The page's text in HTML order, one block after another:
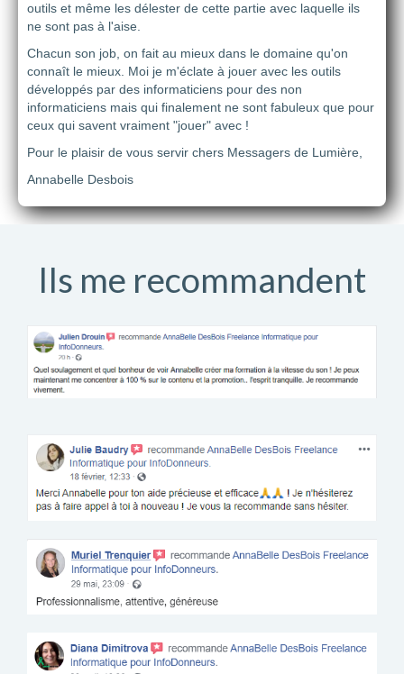
outils et même les délester de cette partie avec laquelle ils
ne sont pas à l'aise.
Chacun son job, on fait au mieux dans le domaine qu'on
connaît le mieux. Moi je m'éclate à jouer avec les outils
développés par des informaticiens pour des non
informaticiens mais qui finalement ne sont fabuleux que pour
ceux qui savent vraiment "jouer" avec !
Pour le plaisir de vous servir chers Messagers de Lumière,
Annabelle Desbois
Ils me recommandent